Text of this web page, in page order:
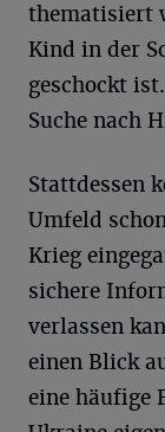
thematisiert
Kind in der
geschockt
Suche nach
Stattdessen
Umfeld
Krieg
sichere
verlassen
einen Blick
eine häufige